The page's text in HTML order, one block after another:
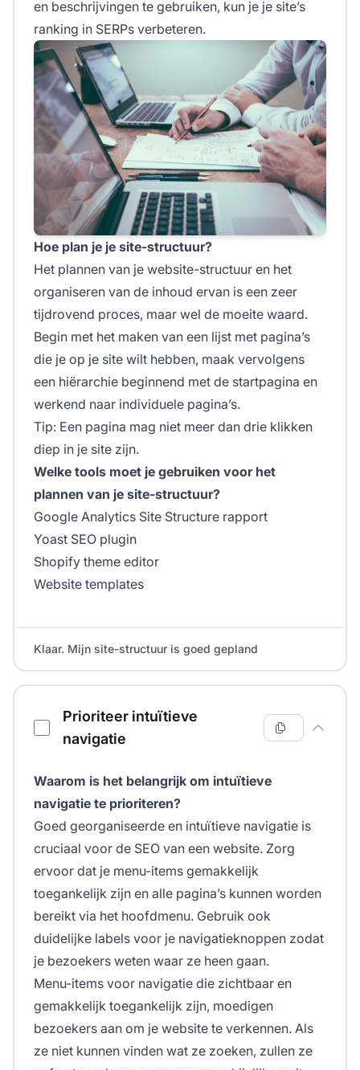
en beschrijvingen te gebruiken, kun je je site’s
ranking in SERPs verbeteren.
Hoe plan je je site-structuur?
Het plannen van je website-structuur en het
organiseren van de inhoud ervan is een zeer
tijdrovend proces, maar wel de moeite waard.
Begin met het maken van een lijst met pagina’s
die je op je site wilt hebben, maak vervolgens
een hiërarchie beginnend met de startpagina en
werkend naar individuele pagina’s.
Tip: Een pagina mag niet meer dan drie klikken
diep in je site zijn.
Welke tools moet je gebruiken voor het
plannen van je site-structuur?
Google Analytics Site Structure rapport
Yoast SEO plugin
Shopify theme editor
Website templates
Klaar. Mijn site-structuur is goed gepland
Prioriteer intuïtieve
navigatie
Waarom is het belangrijk om intuïtieve
navigatie te prioriteren?
Goed georganiseerde en intuïtieve navigatie is
cruciaal voor de SEO van een website. Zorg
ervoor dat je menu-items gemakkelijk
toegankelijk zijn en alle pagina’s kunnen worden
bereikt via het hoofdmenu. Gebruik ook
duidelijke labels voor je navigatieknoppen zodat
je bezoekers weten waar ze heen gaan.
Menu-items voor navigatie die zichtbaar en
gemakkelijk toegankelijk zijn, moedigen
bezoekers aan om je website te verkennen. Als
ze niet kunnen vinden wat ze zoeken, zullen ze